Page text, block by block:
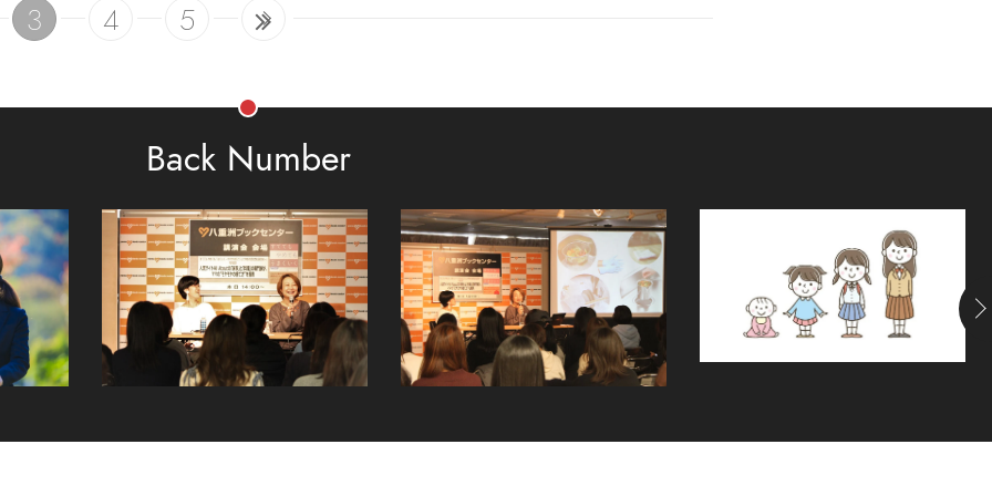
3 4 5
Back Number